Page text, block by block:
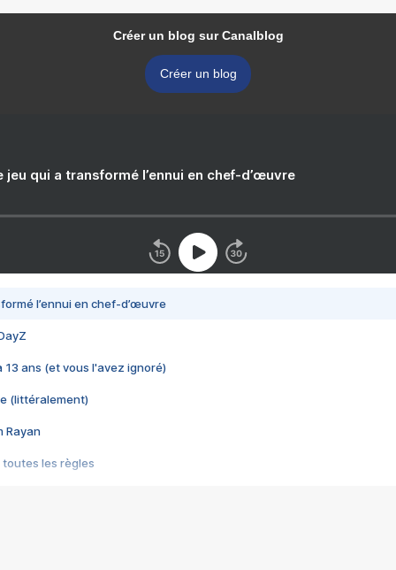
Créer un blog sur Canalblog
Créer un blog
jeu qui a transformé l’ennui en chef-d’œuvre
l’ennui en chef-d’œuvre
13 ans (et vous l'avez ignoré)
(littéralement)
Rayan
toutes les règles